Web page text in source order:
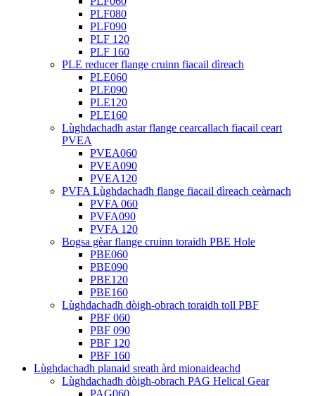
PLF080
PLF090
PLF 120
PLF 160
PLE reducer flange cruinn fiacail dìreach
PLE060
PLE090
PLE120
PLE160
Lùghdachadh astar flange cearcallach fiacail ceart
PVEA
PVEA060
PVEA090
PVEA120
PVFA Lùghdachadh flange fiacail dìreach ceàrnach
PVFA 060
PVFA090
PVFA 120
Bogsa gèar flange cruinn toraidh PBE Hole
PBE060
PBE090
PBE120
PBE160
Lùghdachadh dòigh-obrach toraidh toll PBF
PBF 060
PBF 090
PBF 120
PBF 160
Lùghdachadh planaid sreath àrd mionaideachd
Lùghdachadh dòigh-obrach PAG Helical Gear
PAG060